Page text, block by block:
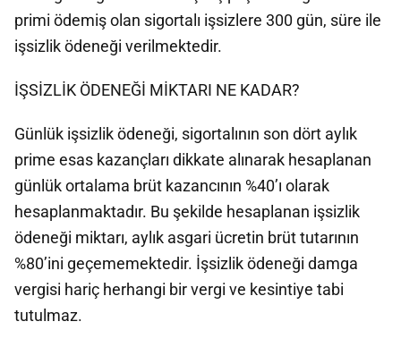
primi ödemiş olan sigortalı işsizlere 300 gün, süre ile
işsizlik ödeneği verilmektedir.
İŞSİZLİK ÖDENEĞİ MİKTARI NE KADAR?
Günlük işsizlik ödeneği, sigortalının son dört aylık
prime esas kazançları dikkate alınarak hesaplanan
günlük ortalama brüt kazancının %40’ı olarak
hesaplanmaktadır. Bu şekilde hesaplanan işsizlik
ödeneği miktarı, aylık asgari ücretin brüt tutarının
%80’ini geçememektedir. İşsizlik ödeneği damga
vergisi hariç herhangi bir vergi ve kesintiye tabi
tutulmaz.